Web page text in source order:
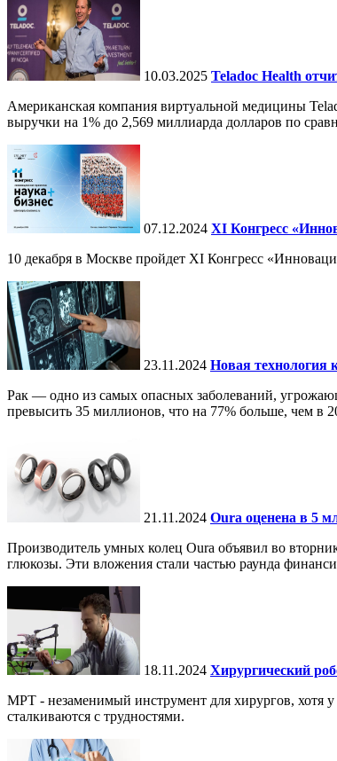
10.03.2025 Teladoc Health
Американская компания виртуальной медицины
выручки на 1% до 2,569 миллиарда долларов по
07.12.2024 ХI Конгресс
10 декабря в Москве пройдет XI Конгресс
23.11.2024 Новая технология
Рак — одно из самых опасных заболеваний,
превысить 35 миллионов, что на 77% больше, чем в
21.11.2024 Oura оценена в 5
Производитель умных колец Oura объявил во
глюкозы. Эти вложения стали частью раунда
18.11.2024 Хирургический
МРТ - незаменимый инструмент для хирургов, хотя
сталкиваются с трудностями.